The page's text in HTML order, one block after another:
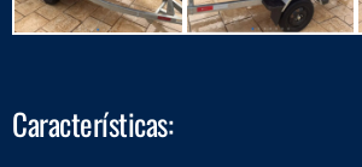
Características: